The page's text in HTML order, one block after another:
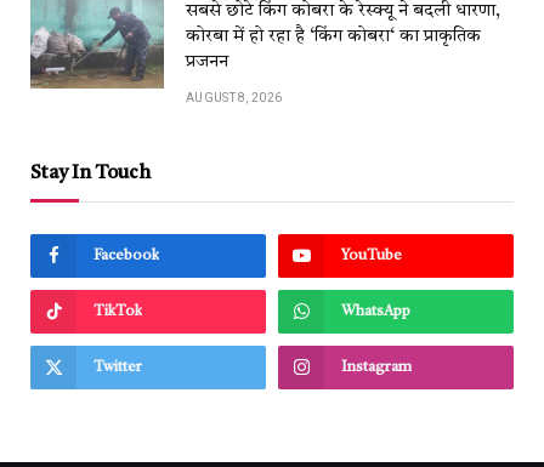
सबसे छोटे किंग कोबरा के रेस्क्यू ने बदली धारणा,
कोरबा में हो रहा है ‘किंग कोबरा‘ का प्राकृतिक
प्रजनन
AUGUST 8, 2026
Stay In Touch
Facebook YouTube
TikTok WhatsApp
Twitter Instagram